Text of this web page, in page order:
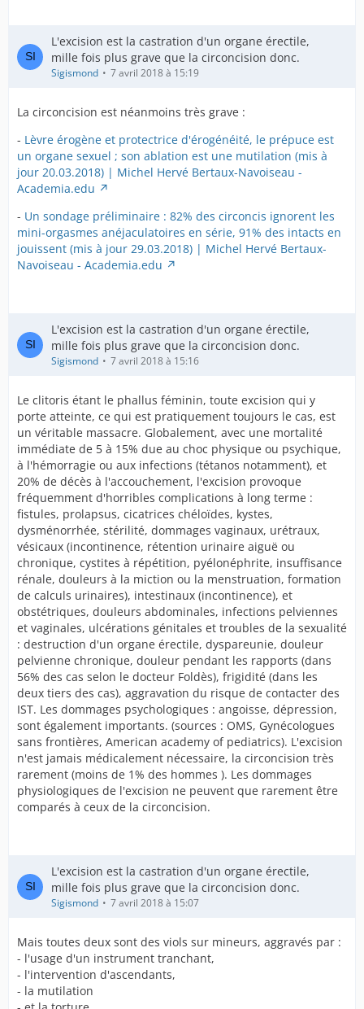
L'excision est la castration d'un organe érectile,
mille fois plus grave que la circoncision donc.
Sigismond 7 avril 2018 à 15:19
La circoncision est néanmoins très grave :
- Lèvre érogène et protectrice d'érogénéité, le prépuce est
un organe sexuel ; son ablation est une mutilation (mis à
jour 20.03.2018) | Michel Hervé Bertaux-Navoiseau -
Academia.edu
- Un sondage préliminaire : 82% des circoncis ignorent les
mini-orgasmes anéjaculatoires en série, 91% des intacts en
jouissent (mis à jour 29.03.2018) | Michel Hervé Bertaux-
Navoiseau - Academia.edu
L'excision est la castration d'un organe érectile,
mille fois plus grave que la circoncision donc.
Sigismond 7 avril 2018 à 15:16
Le clitoris étant le phallus féminin, toute excision qui y
porte atteinte, ce qui est pratiquement toujours le cas, est
un véritable massacre. Globalement, avec une mortalité
immédiate de 5 à 15% due au choc physique ou psychique,
à l'hémorragie ou aux infections (tétanos notamment), et
20% de décès à l'accouchement, l'excision provoque
fréquemment d'horribles complications à long terme :
fistules, prolapsus, cicatrices chéloïdes, kystes,
dysménorrhée, stérilité, dommages vaginaux, urétraux,
vésicaux (incontinence, rétention urinaire aiguë ou
chronique, cystites à répétition, pyélonéphrite, insuffisance
rénale, douleurs à la miction ou la menstruation, formation
de calculs urinaires), intestinaux (incontinence), et
obstétriques, douleurs abdominales, infections pelviennes
et vaginales, ulcérations génitales et troubles de la sexualité
: destruction d'un organe érectile, dyspareunie, douleur
pelvienne chronique, douleur pendant les rapports (dans
56% des cas selon le docteur Foldès), frigidité (dans les
deux tiers des cas), aggravation du risque de contacter des
IST. Les dommages psychologiques : angoisse, dépression,
sont également importants. (sources : OMS, Gynécologues
sans frontières, American academy of pediatrics). L'excision
n'est jamais médicalement nécessaire, la circoncision très
rarement (moins de 1% des hommes ). Les dommages
physiologiques de l'excision ne peuvent que rarement être
comparés à ceux de la circoncision.
L'excision est la castration d'un organe érectile,
mille fois plus grave que la circoncision donc.
Sigismond 7 avril 2018 à 15:07
Mais toutes deux sont des viols sur mineurs, aggravés par :
- l'usage d'un instrument tranchant,
- l'intervention d'ascendants,
- la mutilation